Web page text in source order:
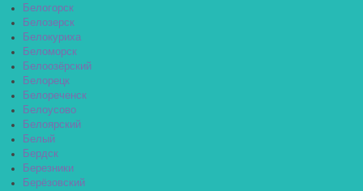
Белогорск
Белозерск
Белокуриха
Беломорск
Белоозёрский
Белорецк
Белореченск
Белоусово
Белоярский
Белый
Бердск
Березники
Берёзовский